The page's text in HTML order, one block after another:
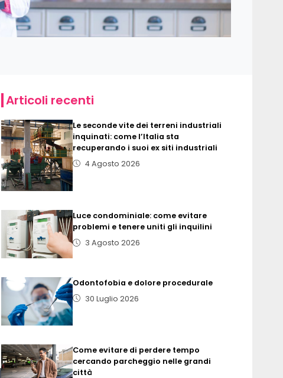
Articoli recenti
Le seconde vite dei terreni industriali
inquinati: come l’Italia sta
recuperando i suoi ex siti industriali
4 Agosto 2026
Luce condominiale: come evitare
problemi e tenere uniti gli inquilini
3 Agosto 2026
Odontofobia e dolore procedurale
30 Luglio 2026
Come evitare di perdere tempo
cercando parcheggio nelle grandi
città